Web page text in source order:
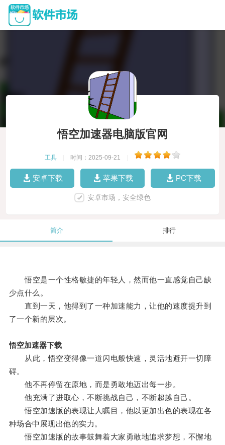
悟空加速器电脑版官网
工具 时间：2025-09-21
安卓下载 苹果下载 PC下载
安卓市场，安全绿色
简介 排行
悟空是一个性格敏捷的年轻人，然而他一直感觉自己缺
少点什么。
直到一天，他得到了一种加速能力，让他的速度提升到
了一个新的层次。
悟空加速器下载
从此，悟空变得像一道闪电般快速，灵活地避开一切障
碍。
他不再停留在原地，而是勇敢地迈出每一步。
他充满了进取心，不断挑战自己，不断超越自己。
悟空加速版的表现让人瞩目，他以更加出色的表现在各
种场合中展现出他的实力。
悟空加速版的故事鼓舞着大家勇敢地追求梦想，不懈地